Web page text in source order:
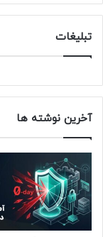
تبلیغات
آخرین نوشته ها